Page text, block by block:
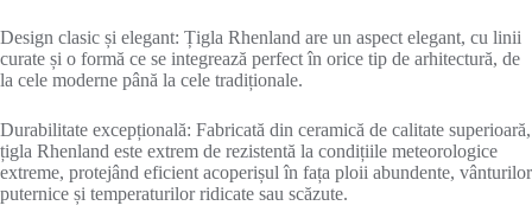
Design clasic și elegant: Țigla Rhenland are un aspect elegant, cu linii
curate și o formă ce se integrează perfect în orice tip de arhitectură, de
la cele moderne până la cele tradiționale.
Durabilitate excepțională: Fabricată din ceramică de calitate superioară,
țigla Rhenland este extrem de rezistentă la condițiile meteorologice
extreme, protejând eficient acoperișul în fața ploii abundente, vânturilor
puternice și temperaturilor ridicate sau scăzute.